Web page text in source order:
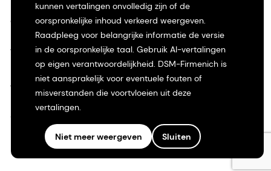
kunnen vertalingen onvolledig zijn of de
oorspronkelijke inhoud verkeerd weergeven.
Raadpleeg voor belangrijke informatie de versie
in de oorspronkelijke taal. Gebruik AI-vertalingen
op eigen verantwoordelijkheid. DSM-Firmenich is
niet aansprakelijk voor eventuele fouten of
misverstanden die voortvloeien uit deze
vertalingen.
Niet meer weergeven Sluiten
Californië Transparantie
Toegankelijkheidsverklaring
Juridische informatie
Sitemap